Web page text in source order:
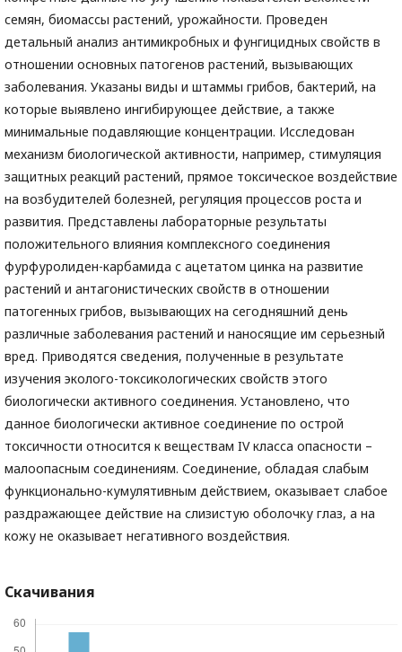
семян, биомассы растений, урожайности. Проведен
детальный анализ антимикробных и фунгицидных свойств в
отношении основных патогенов растений, вызывающих
заболевания. Указаны виды и штаммы грибов, бактерий, на
которые выявлено ингибирующее действие, а также
минимальные подавляющие концентрации. Исследован
механизм биологической активности, например, стимуляция
защитных реакций растений, прямое токсическое воздействие
на возбудителей болезней, регуляция процессов роста и
развития. Представлены лабораторные результаты
положительного влияния комплексного соединения
фурфуролиден-карбамида с ацетатом цинка на развитие
растений и антагонистических свойств в отношении
патогенных грибов, вызывающих на сегодняшний день
различные заболевания растений и наносящие им серьезный
вред. Приводятся сведения, полученные в результате
изучения эколого-токсикологических свойств этого
биологически активного соединения. Установлено, что
данное биологически активное соединение по острой
токсичности относится к веществам IV класса опасности –
малоопасным соединениям. Соединение, обладая слабым
функционально-кумулятивным действием, оказывает слабое
раздражающее действие на слизистую оболочку глаз, а на
кожу не оказывает негативного воздействия.
Скачивания